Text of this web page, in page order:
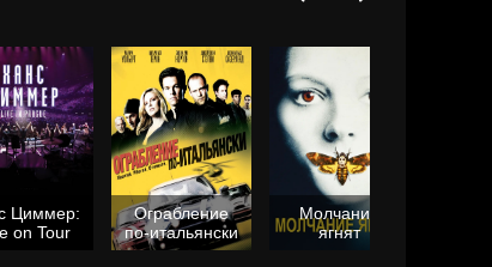
Циммер:
on Tour
Ограбление
по-итальянски
Молчание
ягнят